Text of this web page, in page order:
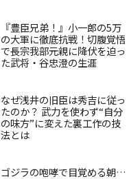
『豊臣兄弟！』小一郎の5万
の大軍に徹底抗戦！切腹覚悟
で長宗我部元親に降伏を迫っ
た武将・谷忠澄の生涯
なぜ浅井の旧臣は秀吉に従っ
たのか？ 武力を使わず“自分
の味方”に変えた裏工作の技
法とは
ゴジラの咆哮で目覚める朝…